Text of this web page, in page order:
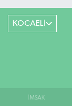
KOCAELİ
İMSAK